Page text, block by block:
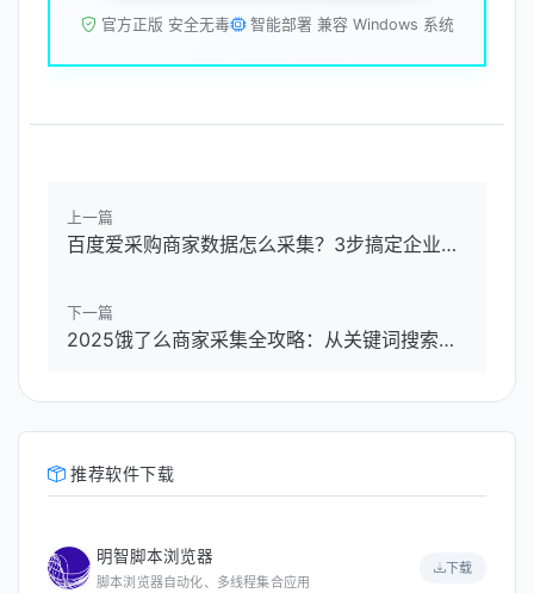
官方正版 安全无毒 智能部署 兼容 Windows 系统
上一篇
百度爱采购商家数据怎么采集？3步搞定企业信息批量导出（附工具推荐）
下一篇
2025饿了么商家采集全攻略：从关键词搜索到数据导出
推荐软件下载
明智脚本浏览器
脚本浏览器自动化、多线程集合应用
下载